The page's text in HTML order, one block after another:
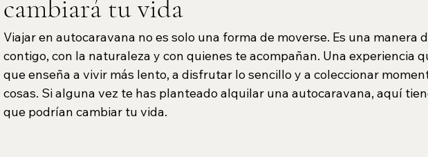
cambiará tu vida
Viajar en autocaravana no es solo una forma de moverse. Es una manera
contigo, con la naturaleza y con quienes te acompañan. Una experiencia
que enseña a vivir más lento, a disfrutar lo sencillo y a coleccionar
cosas. Si alguna vez te has planteado alquilar una autocaravana, aquí
que podrían cambiar tu vida.